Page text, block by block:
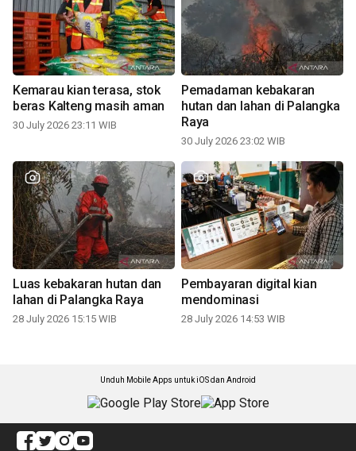
Kemarau kian terasa, stok
beras Kalteng masih aman
30 July 2026 23:11 WIB
Pemadaman kebakaran
hutan dan lahan di Palangka
Raya
30 July 2026 23:02 WIB
Luas kebakaran hutan dan
lahan di Palangka Raya
28 July 2026 15:15 WIB
Pembayaran digital kian
mendominasi
28 July 2026 14:53 WIB
Unduh Mobile Apps untuk iOS dan Android